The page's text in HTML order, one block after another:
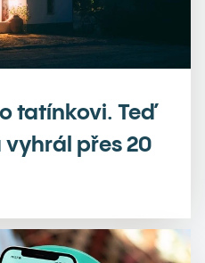
tatínkovi. Teď
přes 20